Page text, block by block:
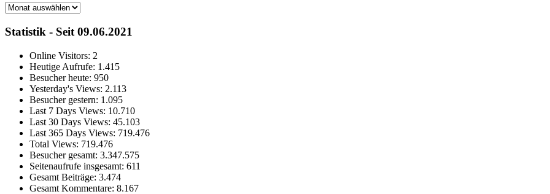
Archiv
Statistik - Seit 09.06.2021
Online Visitors: 2
Heutige Aufrufe: 1.415
Besucher heute: 950
Yesterday's Views: 2.113
Besucher gestern: 1.095
Last 7 Days Views: 10.710
Last 30 Days Views: 45.103
Last 365 Days Views: 719.476
Total Views: 719.476
Besucher gesamt: 3.347.575
Seitenaufrufe insgesamt: 611
Gesamt Beiträge: 3.474
Gesamt Kommentare: 8.167